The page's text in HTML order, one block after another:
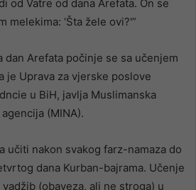
od Vatre od dana Arefata. On se
melekima: ‘Šta žele ovi?'”
dan Arefata počinje se sa učenjem
je Uprava za vjerske poslove
u BiH, javlja Muslimanska
(MINA).
učiti nakon svakog farz-namaza do
dana Kurban-bajrama. Učenje
(obaveza, ali ne stroga) u